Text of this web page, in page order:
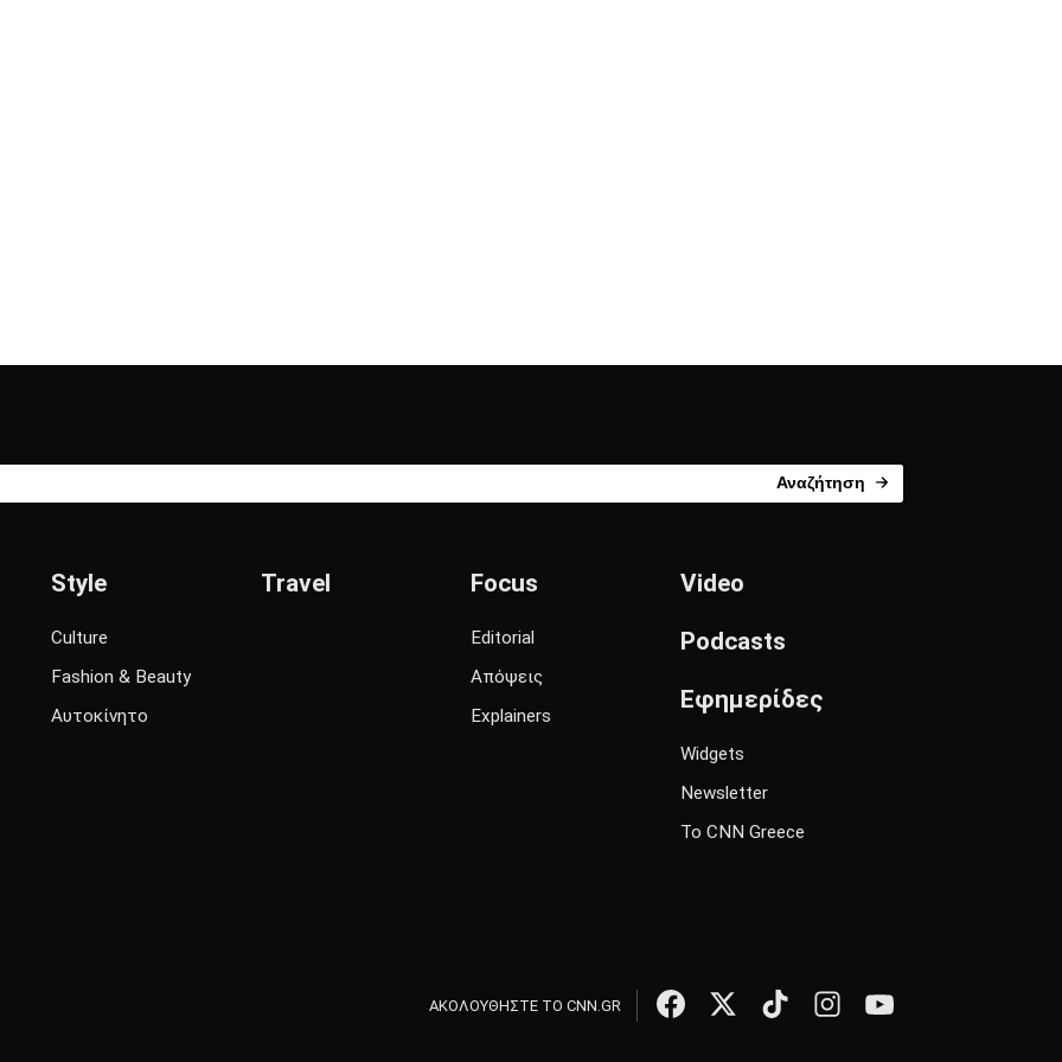
Αναζήτηση
Style
Culture
Fashion & Beauty
Αυτοκίνητο
Travel Focus
Editorial
Απόψεις
Explainers
Video
Podcasts
Εφημερίδες
Widgets
Newsletter
Το CNN Greece
ΑΚΟΛΟΥΘΗΣΤΕ ΤΟ CNN.GR